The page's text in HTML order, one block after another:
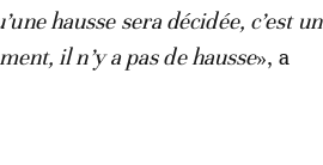
hausse sera décidée, c’est un
il n’y a pas de hausse», a